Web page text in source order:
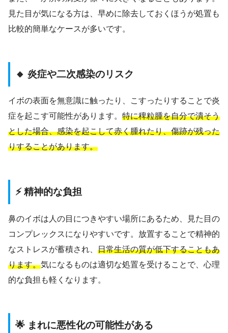
見た目が気になる方は、早めに除去しておくほうが処置も
比較的簡単なケースが多いです。
🔸 炎症や二次感染のリスク
イボの表面を無意識に触ったり、こすったりすることで炎
症を起こす可能性があります。 特に稗粒腫を自分で潰そう
とした場合、感染を起こして赤く腫れたり、傷跡が残った
りすることがあります。
⚡ 精神的な負担
鼻のイボは人の目につきやすい場所にあるため、見た目の
コンプレックスになりやすいです。放置することで精神的
なストレスが蓄積され、 日常生活の質が低下することもあ
ります。気になるものは適切な処置を受けることで、心理
的な負担も軽くなります。
🌟 まれに悪性化の可能性がある